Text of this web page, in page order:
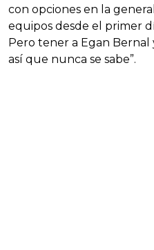
con opciones en la
equipos desde el primer
Pero tener a Egan Bernal
así que nunca se sabe”.